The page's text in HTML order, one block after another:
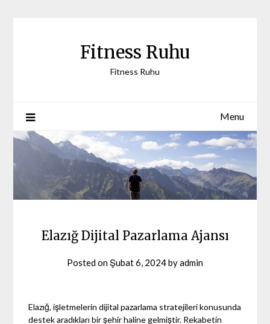
Fitness Ruhu
Fitness Ruhu
Menu
Elazığ Dijital Pazarlama Ajansı
Posted onŞubat 6, 2024byadmin
Elazığ, işletmelerin dijital pazarlama stratejileri konusunda
destek aradıkları bir şehir haline gelmiştir. Rekabetin